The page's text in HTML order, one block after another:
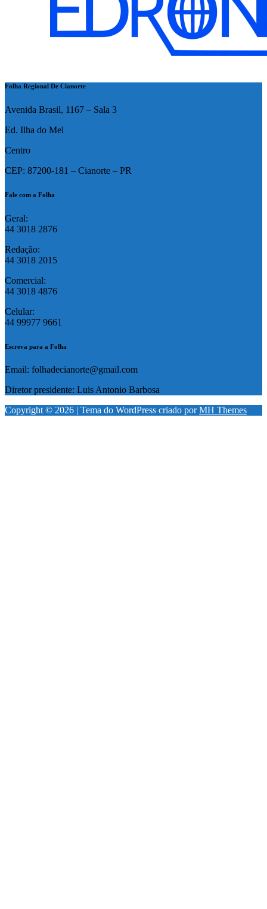
Folha Regional De Cianorte
Avenida Brasil, 1167 – Sala 3
Ed. Ilha do Mel
Centro
CEP: 87200-181 – Cianorte – PR
Fale com a Folha
Geral:
44 3018 2876
Redação:
44 3018 2015
Comercial:
44 3018 4876
Celular:
44 99977 9661
Escreva para a Folha
Email: folhadecianorte@gmail.com
Diretor presidente: Luis Antonio Barbosa
Copyright © 2026 | Tema do WordPress criado porMH Themes